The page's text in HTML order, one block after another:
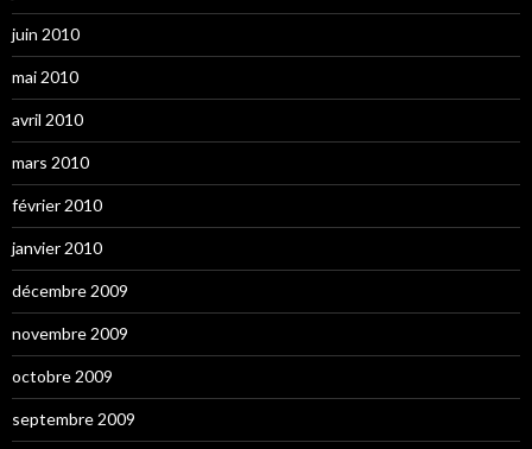
juin 2010
mai 2010
avril 2010
mars 2010
février 2010
janvier 2010
décembre 2009
novembre 2009
octobre 2009
septembre 2009